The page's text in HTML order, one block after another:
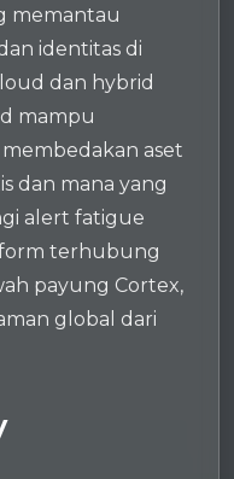
memantau
identitas di
dan hybrid
mampu
aset
dan mana yang
alert fatigue
terhubung
payung Cortex,
global dari